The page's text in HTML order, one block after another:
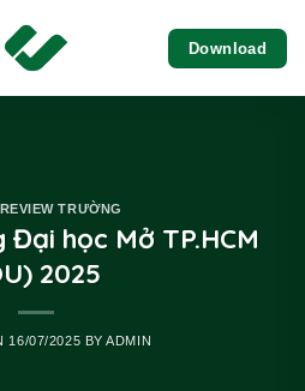
Download
REVIEW TRƯỜNG
học Mở TP.HCM
2025
16/07/2025 BYADMIN